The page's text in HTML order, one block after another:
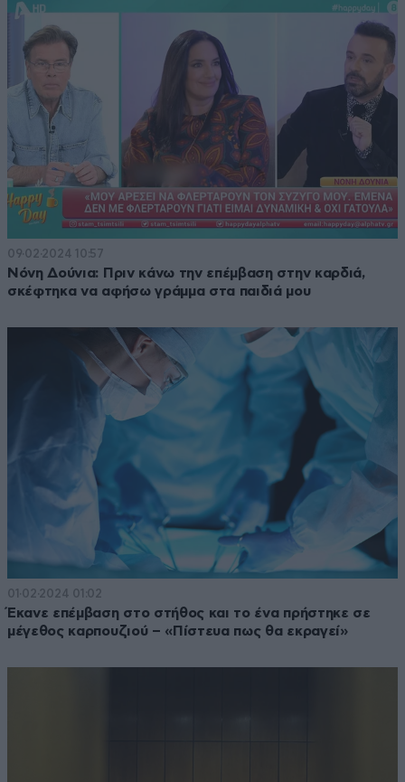
09·02·2024 10:57
Νόνη Δούνια: Πριν κάνω την επέμβαση στην καρδιά,
σκέφτηκα να αφήσω γράμμα στα παιδιά μου
01·02·2024 01:02
Έκανε επέμβαση στο στήθος και το ένα πρήστηκε σε
μέγεθος καρπουζιού – «Πίστευα πως θα εκραγεί»